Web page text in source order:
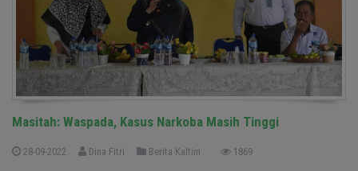
Masitah: Waspada, Kasus Narkoba Masih Tinggi
28-09-2022 Dina Fitri Berita Kaltim 1869